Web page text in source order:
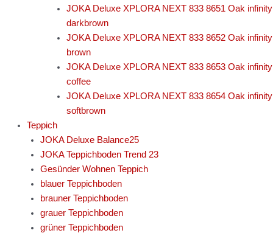
JOKA Deluxe XPLORA NEXT 833 8651 Oak infinity
darkbrown
JOKA Deluxe XPLORA NEXT 833 8652 Oak infinity
brown
JOKA Deluxe XPLORA NEXT 833 8653 Oak infinity
coffee
JOKA Deluxe XPLORA NEXT 833 8654 Oak infinity
softbrown
Teppich
JOKA Deluxe Balance25
JOKA Teppichboden Trend 23
Gesünder Wohnen Teppich
blauer Teppichboden
brauner Teppichboden
grauer Teppichboden
grüner Teppichboden